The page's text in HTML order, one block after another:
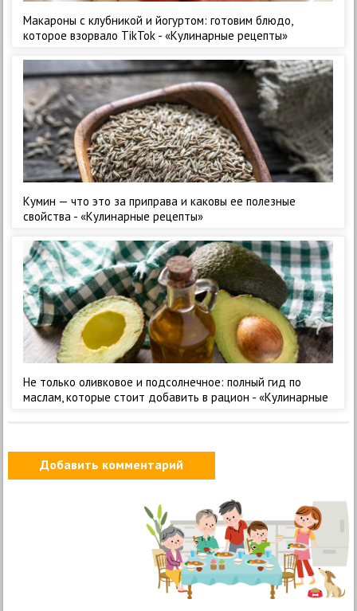
Макароны с клубникой и йогуртом: готовим блюдо,
которое взорвало TikTok - «Кулинарные рецепты»
Кумин — что это за приправа и каковы ее полезные
свойства - «Кулинарные рецепты»
Не только оливковое и подсолнечное: полный гид по
маслам, которые стоит добавить в рацион - «Кулинарные
Добавить комментарий